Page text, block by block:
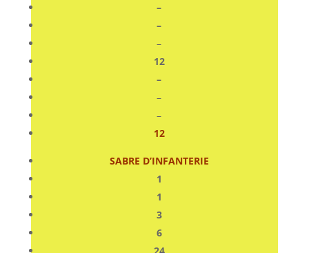
–
–
–
12
–
–
–
12
SABRE D’INFANTERIE
1
1
3
6